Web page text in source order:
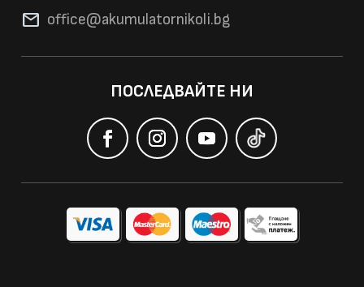
mail office@akumulatornikoli.bg
ПОСЛЕДВАЙТЕ НИ